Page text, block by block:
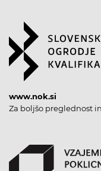
www.nok.si
Za boljšo preglednost